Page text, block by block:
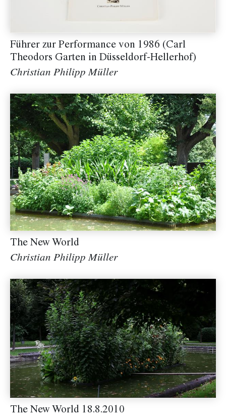
Führer zur Performance von 1986 (Carl
Theodors Garten in Düsseldorf-Hellerhof)
Christian Philipp Müller
The New World
Christian Philipp Müller
The New World 18.8.2010